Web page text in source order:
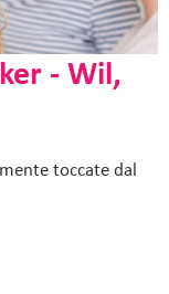
- Wil,
toccate dal